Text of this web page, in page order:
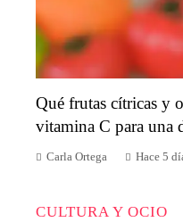
Qué frutas cítricas y
vitamina C para una
Carla Ortega Hace 5
CULTURA Y OCIO